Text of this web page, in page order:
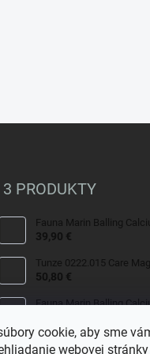
cookie, aby sme
webovej
PRODUKTY
Fauna Marin Balling
39,90 €
Tunze 0222.015 Care
50,80 €
Fauna Marin Balling